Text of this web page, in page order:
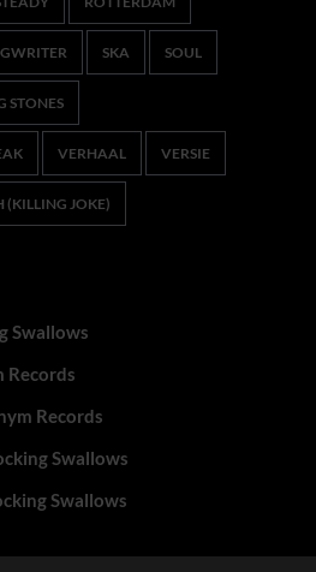
SKA SOUL
STONES
VERHAAL VERSIE
(KILLING JOKE)
Swallows
Records
Records
Swallows
Swallows